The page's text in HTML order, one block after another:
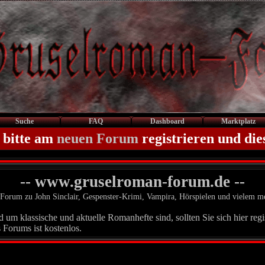
Suche FAQ Dashboard Marktplatz
am neuen Forum registrieren und
-- www.gruselroman-forum.de --
zu John Sinclair, Gespenster-Krimi, Vampira, Hörspielen und vielem
um klassische und aktuelle Romanhefte sind, sollten Sie sich hier
ist kostenlos.